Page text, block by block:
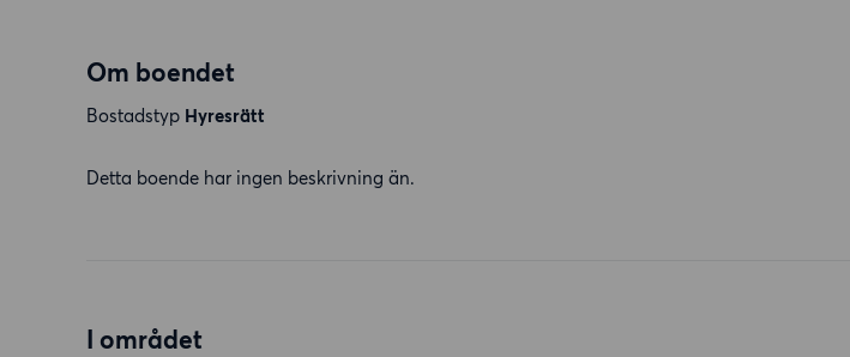
Om boendet
Bostadstyp Hyresrätt
Detta boende har ingen beskrivning än.
I området